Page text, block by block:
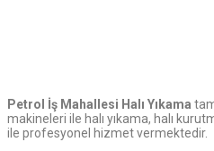
Petrol İş Mahallesi Halı Yıkama
makineleri ile halı yıkama, halı
ile profesyonel hizmet vermektedir.